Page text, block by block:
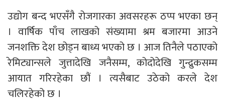
उद्योग बन्द भएसँगै रोजगारका अवसरहरू ठप्प भएका छन्
। वार्षिक पाँच लाखको संख्यामा श्रम बजारमा आउने
जनशक्ति देश छोड्न बाध्य भएको छ । आज तिनैले पठाएको
रेमिट्यान्सले जुत्तादेखि जनैसम्म, कोदोदेखि गुन्द्रुकसम्म
आयात गरिरहेका छौं । त्यसैबाट उठेको करले देश
चलिरहेको छ ।